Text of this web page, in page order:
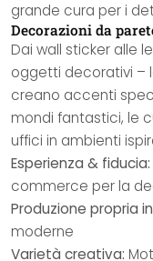
grande cura per i
Decorazioni da
Dai wall sticker alle
oggetti decorativi –
creano accenti
mondi fantastici, le
uffici in ambienti
Esperienza & fiducia:
commerce per la
Produzione propria
moderne
Varietà creativa: